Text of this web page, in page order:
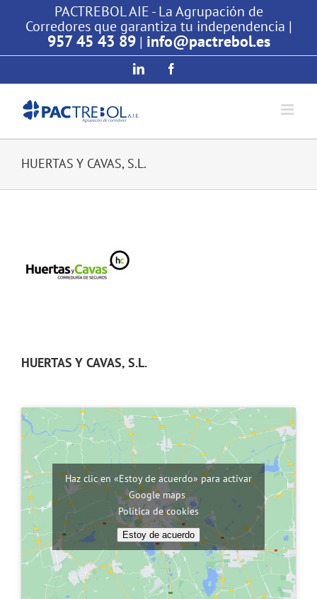
PACTREBOL AIE - La Agrupación de
Corredores que garantiza tu independencia |
957 45 43 89| info@pactrebol.es
LinkedIn
HUERTAS Y CAVAS, S.L.
HUERTAS Y CAVAS, S.L.
Haz clic en «Estoy de acuerdo» para activar
Google maps
Política de cookies
Estoy de acuerdo